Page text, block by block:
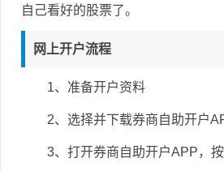
自己看好的股票了。
网上开户流程
1、准备开户资料
2、选择并下载券商自助开户
3、打开券商自助开户APP，按